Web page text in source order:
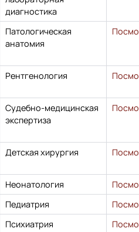
диагностика
Патологическая
анатомия
Рентгенология
Судебно-медицинская
экспертиза
Детская хирургия
Неонатология
Педиатрия
Психиатрия